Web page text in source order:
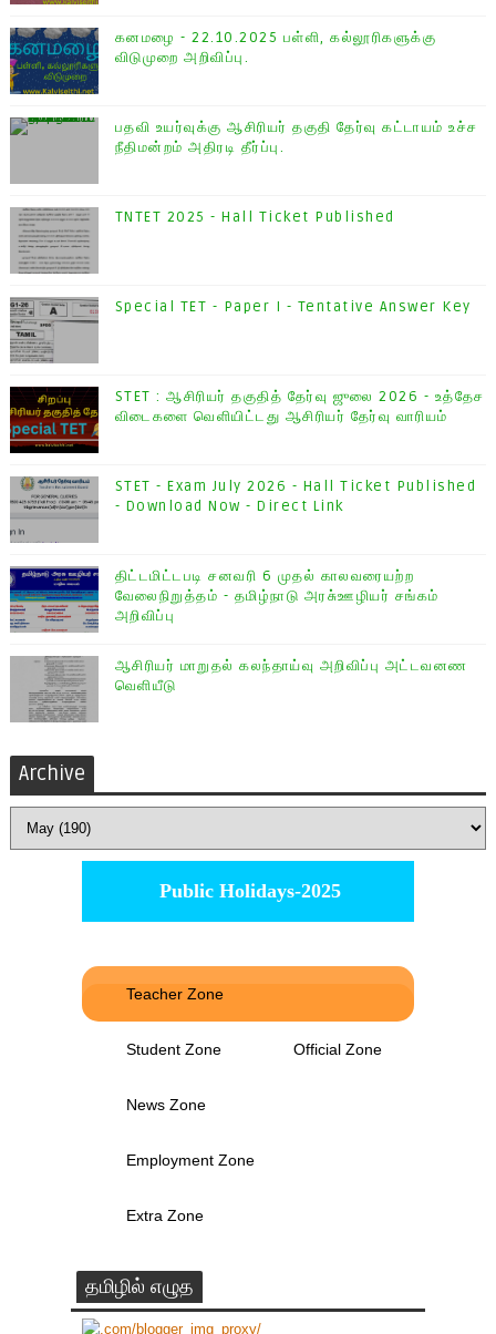
கனமழை - 22.10.2025 பள்ளி, கல்லூரிகளுக்கு
விடுமுறை அறிவிப்பு.
பதவி உயர்வுக்கு ஆசிரியர் தகுதி தேர்வு கட்டாயம் உச்ச
நீதிமன்றம் அதிரடி தீர்ப்பு.
TNTET 2025 - Hall Ticket Published
Special TET - Paper I - Tentative Answer Key
STET : ஆசிரியர் தகுதித் தேர்வு ஜுலை 2026 - உத்தேச
விடைகளை வெளியிட்டது ஆசிரியர் தேர்வு வாரியம்
STET - Exam July 2026 - Hall Ticket Published
- Download Now - Direct Link
திட்டமிட்டபடி சனவரி 6 முதல் காலவரையற்ற
வேலைநிறுத்தம் - தமிழ்நாடு அரசு்ஊழியர் சங்கம்
அறிவிப்பு
ஆசிரியர் மாறுதல் கலந்தாய்வு அறிவிப்பு அட்டவனண
வெளியீடு
Archive
Public Holidays-2025
Teacher Zone
Student Zone Official Zone
News Zone
Employment Zone
Extra Zone
தமிழில் எழுத